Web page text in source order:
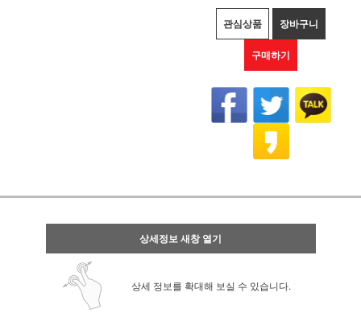
관심상품 장바구니
구매하기
상세정보 새창 열기
상세 정보를 확대해 보실 수 있습니다.